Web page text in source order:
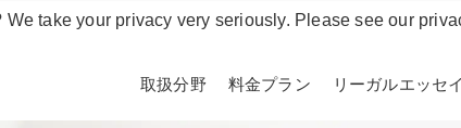
取扱分野 料金プラン リーガルエッセイ
take your privacy very seriously. Please see our